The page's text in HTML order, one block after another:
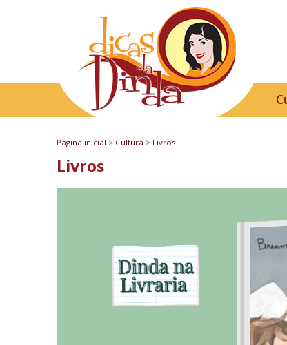
Página inicial > Cultura > Livros
Livros